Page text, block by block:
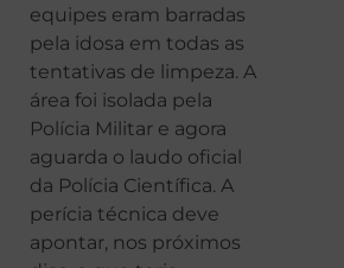
equipes eram barradas
pela idosa em todas as
tentativas de limpeza. A
área foi isolada pela
Polícia Militar e agora
aguarda o laudo oficial
da Polícia Científica. A
perícia técnica deve
apontar, nos próximos